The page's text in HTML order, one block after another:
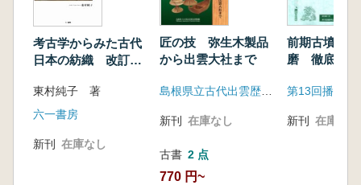
資料としての紡織縫具
中沢 悟 紡錘車について
鈴木敏則 木製紡織具の画期と背景 東海の事
合田芳正 「縫う」 針とその周辺
三上喜孝 古代日本における織布の生産と流
通 文字資料を手がかりに
大橋信弥 渡来氏族と織物生産 秦氏を中心に
東村純子 考古学からみた紡織技術と生産
考古学からみた古代
日本の紡織 改訂新
東村純子 著
六一書房
新刊 在庫なし
匠の技 弥生木製品
から出雲大社まで
島根県立古代出雲歴史博物館
新刊 在庫なし
古書 2 点
770 円~
前期古墳か
磨 徹底討論
新刊 在庫なし